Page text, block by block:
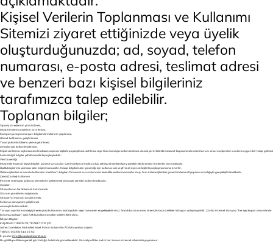
Kişisel Verilerin Toplanması ve Kullanımı
Sitemizi ziyaret ettiğinizde veya üyelik
oluşturduğunuzda; ad, soyad, telefon
numarası, e-posta adresi, teslimat adresi
ve benzeri bazı kişisel bilgileriniz
tarafımızca talep edilebilir.
Toplanan bilgiler;
Sipariş süreçlerinin yürütülmesi,
Müşteri memnuniyetinin artırılması,
Kampanya ve promosyon bilgilendirmelerinin yapılması,
Hizmet kalitesinin geliştirilmesi,
Yasal yükümlülüklerin yerine getirilmesi
amaçlarıyla kullanılmaktadır.
Kişisel verileriniz, açık rızanız olmaksızın üçüncü kişilerle paylaşılmaz, satılmaz veya ticari amaçla kullandırılmaz. Ancak yürürlükteki mevzuat kapsamında resmi kurum ve kuruluşlardan usulüne uygun bir talep gelmesi
halinde ilgili bilgiler yetkili mercilerle paylaşılabilir.
Veri Güvenliği
Müşterilerimize ait kişisel bilgiler, güvenli sunucular üzerinde korunmakta olup yetkisiz erişimlere karşı gerekli teknik ve idari önlemler alınmaktadır.
Üyelik bilgileriniz yalnızca sizin erişiminize açıktır. Hesap bilgilerinizin güvenliği için kullanıcı adı ve şifrenizi üçüncü kişilerle paylaşmamanız önerilir.
Ödeme işlemleri sırasında kullanılan kredi kartı bilgileri, firmamız sunucularında kesinlikle saklanmamakta olup, tüm ödeme işlemleri güvenli ödeme altyapıları aracılığıyla gerçekleştirilmektedir.
Çerez (Cookie) Kullanımı
İnternet sitemizde, kullanıcı deneyimini geliştirmek amacıyla çerezler kullanılmaktadır.
Çerezler;
Site kullanım tercihlerinizi hatırlamak,
Oturum yönetimini sağlamak,
Site performansını analiz etmek,
Kullanıcı deneyimini geliştirmek
amacıyla kullanılabilir.
Tarayıcı ayarlarınızı değiştirerek çerez kullanımını kısıtlayabilir veya tamamen engelleyebilirsiniz. Ancak bu durumda sitemizin bazı özellikleri düzgün çalışmayabilir. Çünkü internet dünyası “her şeyi kapat ama site de
kusursuz çalışsın” gibi fizik kurallarına aykırı beklentilerle dolu.
İletişim Bilgileri
KUŞADASI TURİZM VE TİCARET LTD. ŞTİ.
Adres: Camikebir Mahallesi İsmet İnönü Bulvarı No:70/A Kuşadası / Aydın
Telefon: 0 (256) 614 15 52
E-posta: info@kusadasiticaret.com
Bu gizlilik politikası gerekli görüldüğü takdirde güncellenebilir. Güncel politika metni her zaman internet sitemizde yayımlanır.